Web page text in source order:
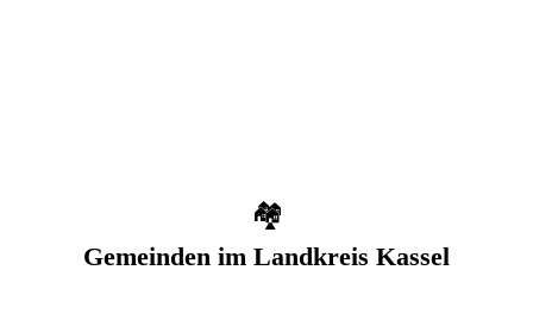
🏘️
Gemeinden im Landkreis Kassel